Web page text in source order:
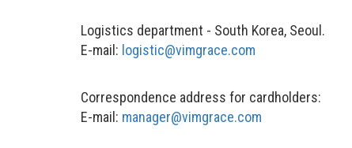
Logistics department - South Korea, Seoul.
E-mail: logistic@vimgrace.com
Correspondence address for cardholders:
E-mail: manager@vimgrace.com